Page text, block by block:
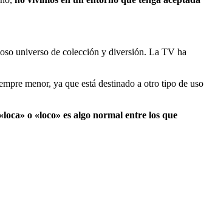
universo de colección y diversión. La TV ha
menor, ya que está destinado a otro tipo de uso
o «loco» es algo normal entre los que